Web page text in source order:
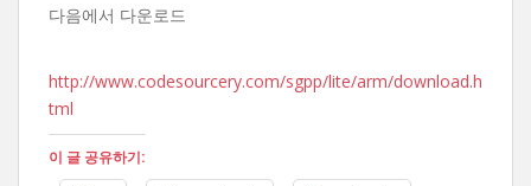
다음에서 다운로드
http://www.codesourcery.com/sgpp/lite/arm/download.h
tml
이 글 공유하기: